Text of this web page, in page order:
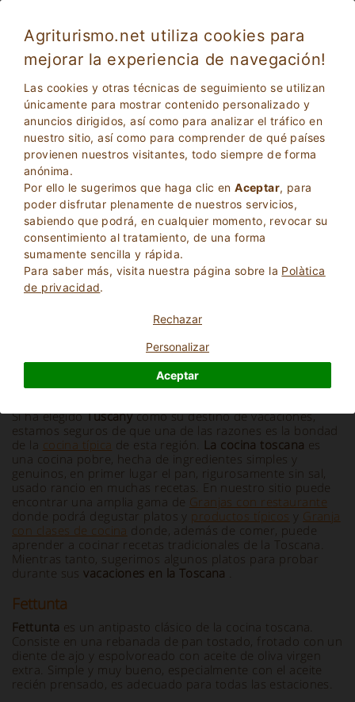
Agriturismo.net utiliza cookies para
mejorar la experiencia de navegación!
Las cookies y otras técnicas de seguimiento se utilizan
únicamente para mostrar contenido personalizado y
anuncios dirigidos, así como para analizar el tráfico en
nuestro sitio, así como para comprender de qué países
provienen nuestros visitantes, todo siempre de forma
anónima.
Por ello le sugerimos que haga clic enAceptar, para
poder disfrutar plenamente de nuestros servicios,
sabiendo que podrá, en cualquier momento, revocar su
consentimiento al tratamiento, de una forma
sumamente sencilla y rápida.
Para saber más, visita nuestra página sobre la Polà­tica
de privacidad.
Rechazar
Personalizar
Aceptar
Platos típicos para probar durante sus
vacaciones en Toscana
2Adultos
0Niños BÚSQUEDA
Información y descripción
Si ha elegidoTuscanycomo su destino de vacaciones,
estamos seguros de que una de las razones es la bondad
de la cocina típica de esta región. La cocina toscana es
una cocina pobre, hecha de ingredientes simples y
genuinos, en primer lugar el pan, rigurosamente sin sal,
usado rancio en muchas recetas. En nuestro sitio puede
encontrar una amplia gama de Granjas con restaurante
donde podrá degustar platos y productos típicos y Granja
con clases de cocina donde, además de comer, puede
aprender a cocinar recetas tradicionales de la Toscana.
Mientras tanto, sugerimos algunos platos para probar
durante susvacaciones en la Toscana .
Fettunta
Fettunta es un antipasto clásico de la cocina toscana.
Consiste en una rebanada de pan tostado, frotado con un
diente de ajo y espolvoreado con aceite de oliva virgen
extra. Simple y muy bueno, especialmente con el aceite
recién prensado, es adecuado para todas las estaciones.